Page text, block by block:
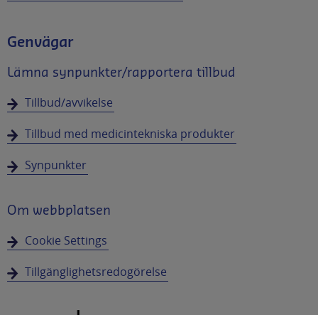
Genvägar
Lämna synpunkter/rapportera tillbud
Tillbud/avvikelse
Tillbud med medicintekniska produkter
Synpunkter
Om webbplatsen
Cookie Settings
Tillgänglighetsredogörelse